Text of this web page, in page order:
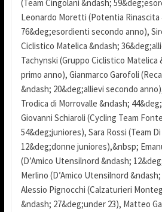
(Team Cingolani &ndash;
Leonardo Moretti (Potentia Rinascita
76&deg;esordienti secondo anno),
Ciclistico Matelica &ndash;
Tachynski (Gruppo Ciclistico Matelica
primo anno), Gianmarco Garofoli
&ndash; 20&deg;allievi secondo
Trodica di Morrovalle &ndash;
Giovanni Schiaroli (Cycling Team
54&deg;juniores), Sara Rossi (Team
12&deg;donne juniores),&nbsp;
(D’Amico Utensilnord &ndash;
Merlino (D’Amico Utensilnord
Alessio Pignocchi (Calzaturieri
&ndash; 27&deg;under 23), Matteo